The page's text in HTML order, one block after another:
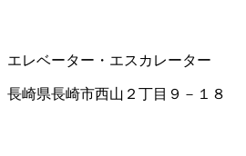
エレベーター・エスカレーター
長崎県長崎市西山２丁目９－１８